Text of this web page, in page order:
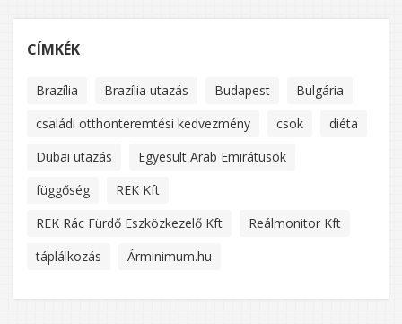
CÍMKÉK
Brazília Brazília utazás Budapest
Bulgária
családi otthonteremtési kedvezmény
csok
diéta
Dubai utazás
Egyesült Arab Emirátusok
függőség
REK Kft
REK Rác Fürdő Eszközkezelő Kft
Reálmonitor Kft
táplálkozás
Árminimum.hu